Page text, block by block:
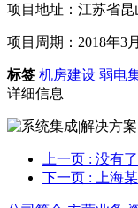
项目地址：江苏省
项目周期：2018年3
标签 机房建设 弱电
详细信息
上一页 : 没有了
下一页 : 上海